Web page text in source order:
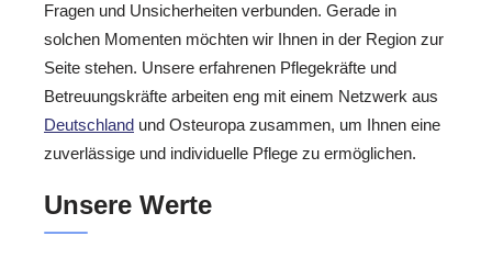
Fragen und Unsicherheiten verbunden. Gerade in
solchen Momenten möchten wir Ihnen in der Region zur
Seite stehen. Unsere erfahrenen Pflegekräfte und
Betreuungskräfte arbeiten eng mit einem Netzwerk aus
Deutschland und Osteuropa zusammen, um Ihnen eine
zuverlässige und individuelle Pflege zu ermöglichen.
Unsere Werte